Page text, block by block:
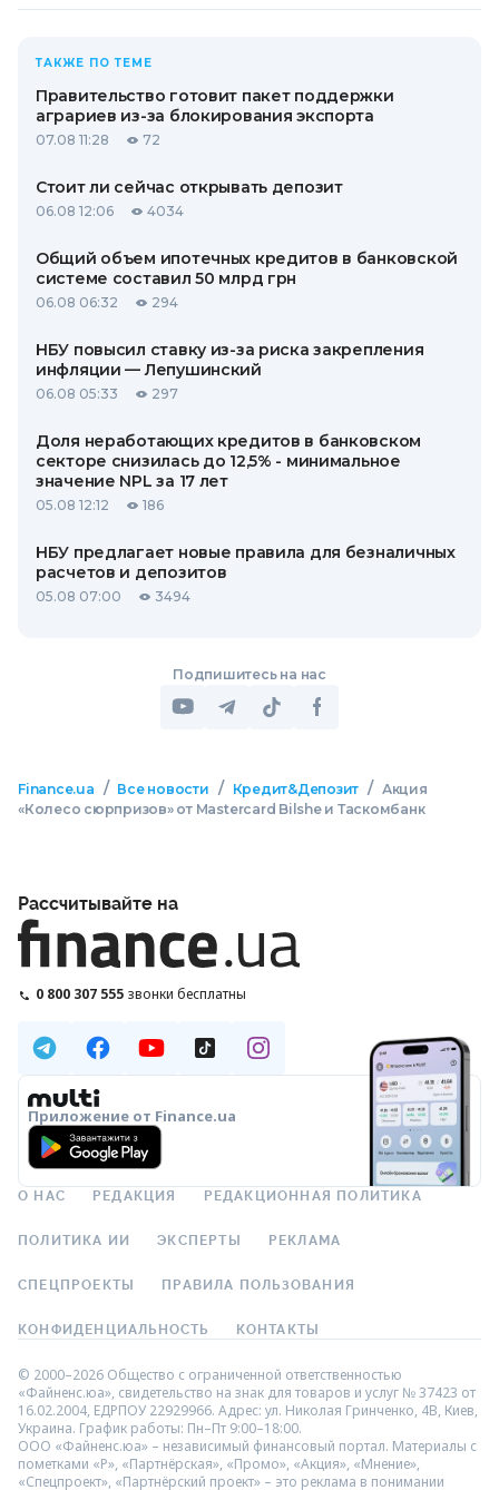
ТАКЖЕ ПО ТЕМЕ
Правительство готовит пакет поддержки
аграриев из-за блокирования экспорта
07.08 11:28 72
Стоит ли сейчас открывать депозит
06.08 12:06 4034
Общий объем ипотечных кредитов в банковской
системе составил 50 млрд грн
06.08 06:32 294
НБУ повысил ставку из-за риска закрепления
инфляции — Лепушинский
06.08 05:33 297
Доля неработающих кредитов в банковском
секторе снизилась до 12,5% - минимальное
значение NPL за 17 лет
05.08 12:12 186
НБУ предлагает новые правила для безналичных
расчетов и депозитов
05.08 07:00 3494
Подпишитесь на нас
Finance.ua / Все новости / Кредит&Депозит / Акция
«Колесо сюрпризов» от Mastercard Bilshe и Таскомбанк
Рассчитывайте на
0 800 307 555 звонки бесплатны
Приложение от Finance.ua
О НАС РЕДАКЦИЯ РЕДАКЦИОННАЯ ПОЛИТИКА
ПОЛИТИКА ИИ ЭКСПЕРТЫ РЕКЛАМА
СПЕЦПРОЕКТЫ ПРАВИЛА ПОЛЬЗОВАНИЯ
КОНФИДЕНЦИАЛЬНОСТЬ КОНТАКТЫ
© 2000–2026 Общество с ограниченной ответственностью
«Файненс.юа», свидетельство на знак для товаров и услуг № 37423 от
16.02.2004, ЕДРПОУ 22929966. Адрес: ул. Николая Гринченко, 4В, Киев,
Украина. График работы: Пн–Пт 9:00–18:00.
ООО «Файненс.юа» – независимый финансовый портал. Материалы с
пометками «Р», «Партнёрская», «Промо», «Акция», «Мнение»,
«Спецпроект», «Партнёрский проект» – это реклама в понимании